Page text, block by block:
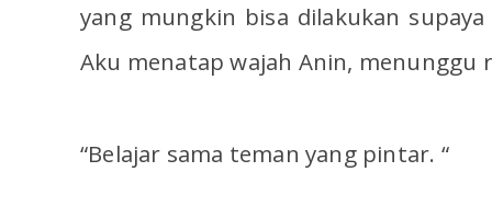
yang mungkin bisa dilakukan
Aku menatap wajah Anin, menunggu
“Belajar sama teman yang pintar. “